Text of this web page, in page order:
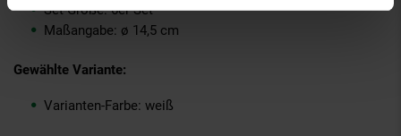
Set-Größe: 6er Set
Maßangabe: ø 14,5 cm
Gewählte Variante:
Varianten-Farbe: weiß